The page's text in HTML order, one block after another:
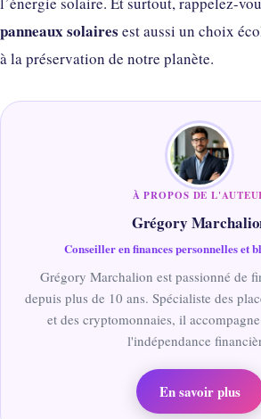
panneaux solaires est aussi un choix
à la préservation de notre planète.
À PROPOS DE
Grégory
Conseiller en finances personnelles et
Grégory Marchalion est passionné de
depuis plus de 10 ans. Spécialiste des
et des cryptomonnaies, il
l'indépendance
En savoir plus